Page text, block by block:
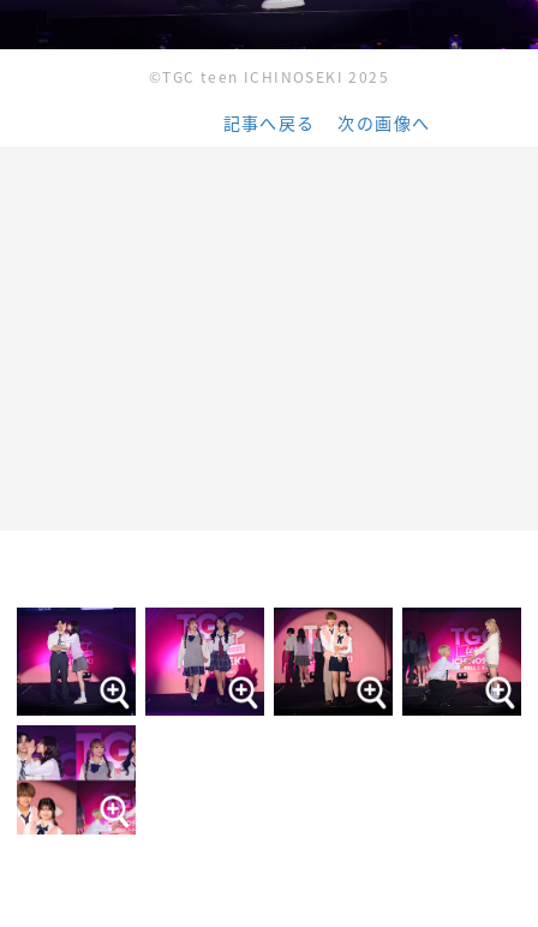
©TGC teen ICHINOSEKI 2025
記事へ戻る 次の画像へ